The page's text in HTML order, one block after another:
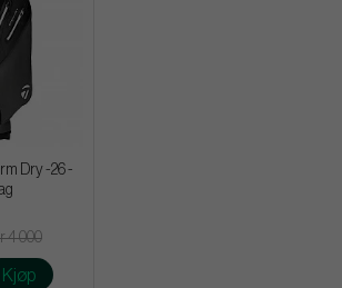
Dry -26 -
4 000
Kjøp